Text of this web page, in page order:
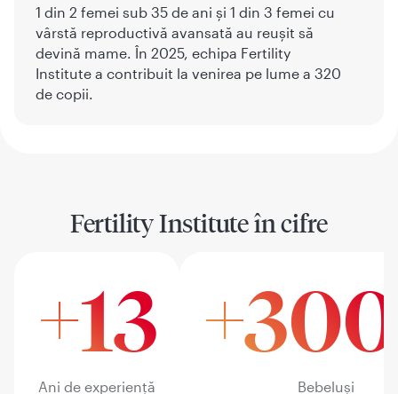
1 din 2 femei sub 35 de ani și 1 din 3 femei cu
vârstă reproductivă avansată au reușit să
devină mame. În 2025, echipa Fertility
Institute a contribuit la venirea pe lume a 320
de copii.
Fertility Institute în cifre
+13
Ani de experiență Bebeluși